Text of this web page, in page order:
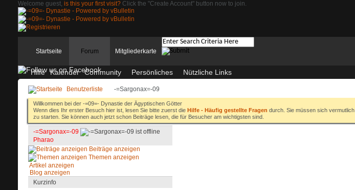
Welcome guest, is this your first visit? Click the "Create Account" button now to join.
Startseite Forum
Hilfe Kalender Community Persönliches Nützliche Links
Mitgliederkarte
Benutzerliste -=Sargonax=-09
Willkommen bei der -=09=- Dynastie der Ägyptischen Götter
Wenn dies Ihr erster Besuch hier ist, lesen Sie bitte zuerst die Hilfe - Häufig gestellte Fragen durch. Sie müssen sich vermutlich
zu starten. Sie können auch jetzt schon Beiträge lesen, die für Besucher am wichtigsten sind.
-=Sargonax=-09
Pharao
Beiträge anzeigen
Themen anzeigen
Artikel anzeigen
Blog anzeigen
Kurzinfo